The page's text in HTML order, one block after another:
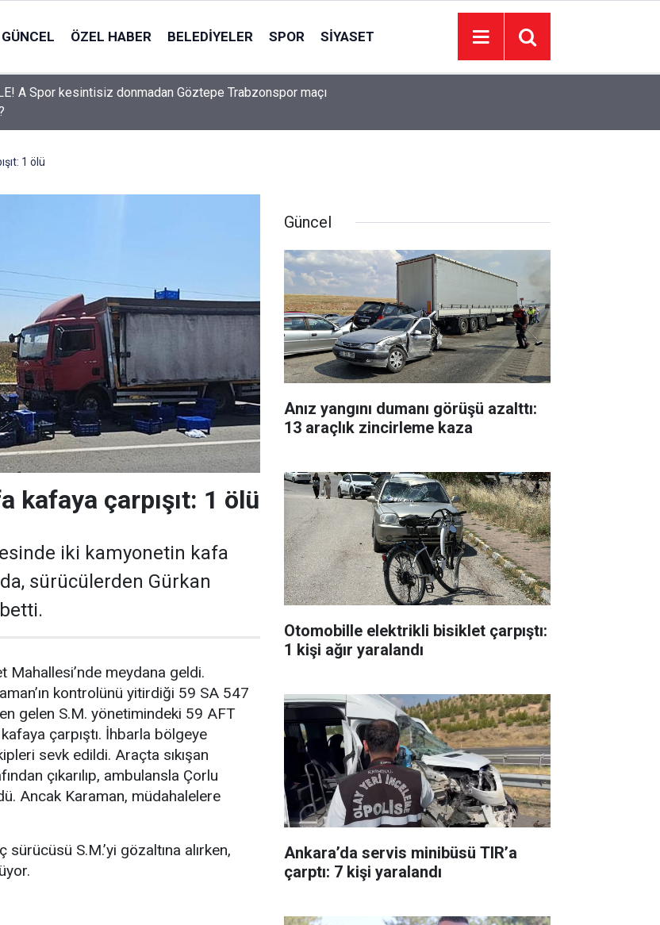
GÜNCEL ÖZEL HABER BELEDIYELER SPOR SIYASET
A Spor kesintisiz donmadan Göztepe Trabzonspor maçı
1 ölü
kafaya çarpışıt: 1 ölü
iki kamyonetin kafa
sürücülerden Gürkan
Mahallesi’nde meydana geldi.
kontrolünü yitirdiği 59 SA 547
gelen S.M. yönetimindeki 59 AFT
çarpıştı. İhbarla bölgeye
sevk edildi. Araçta sıkışan
çıkarılıp, ambulansla Çorlu
Ancak Karaman, müdahalelere
S.M.’yi gözaltına alırken,
Güncel
Anız yangını dumanı görüşü azalttı:
13 araçlık zincirleme kaza
Otomobille elektrikli bisiklet çarpıştı:
1 kişi ağır yaralandı
Ankara’da servis minibüsü TIR’a
çarptı: 7 kişi yaralandı